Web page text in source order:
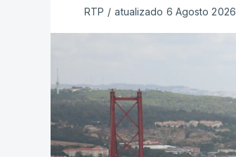
RTP / atualizado 6 Agosto